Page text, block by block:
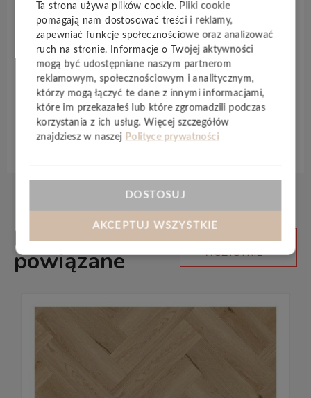
Specyfikacja techniczna
deski parkietowej nadaje jej szczególny
charakter, aV-fugazabezpieczonalakierem
wodoodpornymprzedłuża trwałość podłogi.
Podłoga w technologii AQUA BLOCKto
ułatwienie codziennego życia spersonalizowane
pod potrzeby każdego z nas.
Produkty
powiązane
ZOBACZ
WSZYSTKIE
Ta strona używa plików cookie. Pliki cookie
pomagają nam dostosować treści i reklamy,
zapewniać funkcje społecznościowe oraz analizować
ruch na stronie. Informacje o Twojej aktywności
mogą być udostępniane naszym partnerom
reklamowym, społecznościowym i analitycznym,
którzy mogą łączyć te dane z innymi informacjami,
które im przekazałeś lub które zgromadzili podczas
korzystania z ich usług. Więcej szczegółów
znajdziesz w naszej Polityce prywatności
DOSTOSUJ
AKCEPTUJ WSZYSTKIE